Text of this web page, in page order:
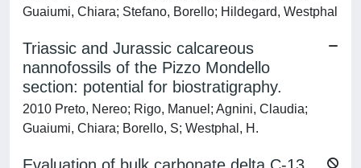
Guaiumi, Chiara; Stefano, Borello; Hildegard, Westphal
Triassic and Jurassic calcareous
nannofossils of the Pizzo Mondello
section: potential for biostratigraphy.
2010 Preto, Nereo; Rigo, Manuel; Agnini, Claudia;
Guaiumi, Chiara; Borello, S; Westphal, H.